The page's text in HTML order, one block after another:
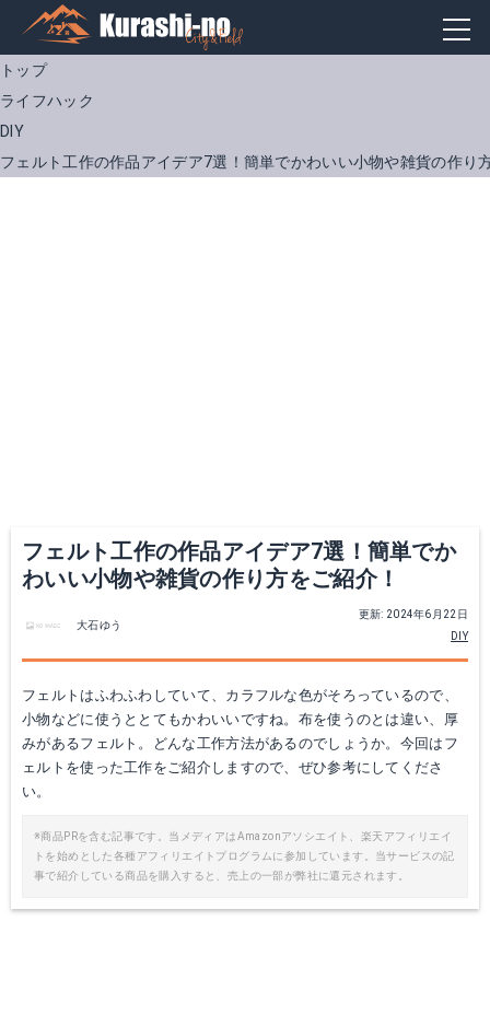
トップ
ライフハック
DIY
フェルト工作の作品アイデア7選！簡単でかわいい小物や雑貨の作り
フェルト工作の作品アイデア7選！簡単でか
わいい小物や雑貨の作り方をご紹介！
更新: 2024年6月22日
DIY
大石ゆう
フェルトはふわふわしていて、カラフルな色がそろっているので、
小物などに使うととてもかわいいですね。布を使うのとは違い、厚
みがあるフェルト。どんな工作方法があるのでしょうか。今回はフ
ェルトを使った工作をご紹介しますので、ぜひ参考にしてくださ
い。
※商品PRを含む記事です。当メディアはAmazonアソシエイト、楽天アフィリエイ
トを始めとした各種アフィリエイトプログラムに参加しています。当サービスの記
事で紹介している商品を購入すると、売上の一部が弊社に還元されます。